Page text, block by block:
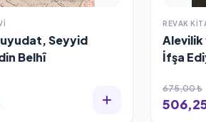
Seyyid
Belhî
REVAK
Alevilik
İfşa
675,00 ₺